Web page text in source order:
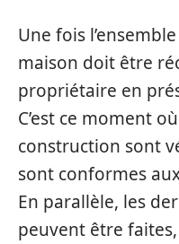
Une fois
maison doit être
propriétaire en
C’est ce moment
construction sont
sont conformes
En parallèle, les
peuvent être